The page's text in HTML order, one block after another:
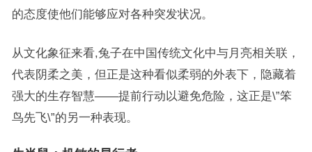
的态度使他们能够应对各种突发状况。
从文化象征来看,兔子在中国传统文化中与月亮相关联，
代表阴柔之美，但正是这种看似柔弱的外表下，隐藏着
强大的生存智慧——提前行动以避免危险，这正是\”笨
鸟先飞\”的另一种表现。